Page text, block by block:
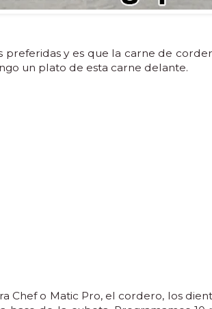
preferidas y es que la carne de
un plato de esta carne delante.
Chef o Matic Pro, el cordero, los